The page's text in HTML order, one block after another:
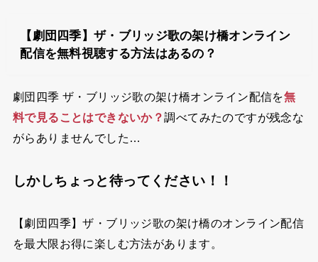
【劇団四季】ザ・ブリッジ歌の架け橋オンライン
配信を無料視聴する方法はあるの？
劇団四季 ザ・ブリッジ歌の架け橋オンライン配信を無
料で見ることはできないか？調べてみたのですが残念な
がらありませんでした…
しかしちょっと待ってください！！
【劇団四季】ザ・ブリッジ歌の架け橋のオンライン配信
を最大限お得に楽しむ方法があります。